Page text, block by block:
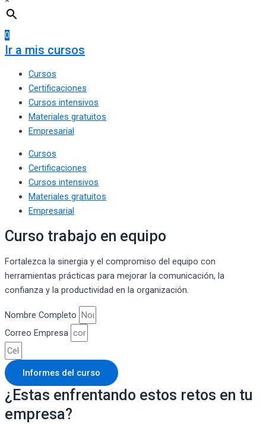
0
Ir a mis cursos
Cursos
Certificaciones
Cursos intensivos
Materiales gratuitos
Empresarial
Cursos
Certificaciones
Cursos intensivos
Materiales gratuitos
Empresarial
Curso trabajo en equipo
Fortalezca la sinergia y el compromiso del equipo con
herramientas prácticas para mejorar la comunicación, la
confianza y la productividad en la organización.
Nombre Completo
Correo Empresa
Informes del curso
¿Estas enfrentando estos retos en tu
empresa?